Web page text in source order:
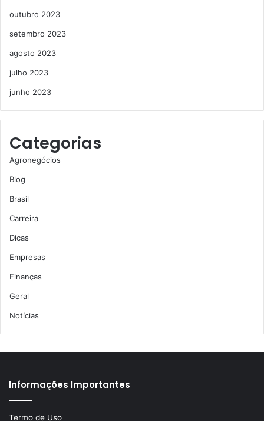
outubro 2023
setembro 2023
agosto 2023
julho 2023
junho 2023
Categorias
Agronegócios
Blog
Brasil
Carreira
Dicas
Empresas
Finanças
Geral
Notícias
Informações Importantes
Termo de Uso